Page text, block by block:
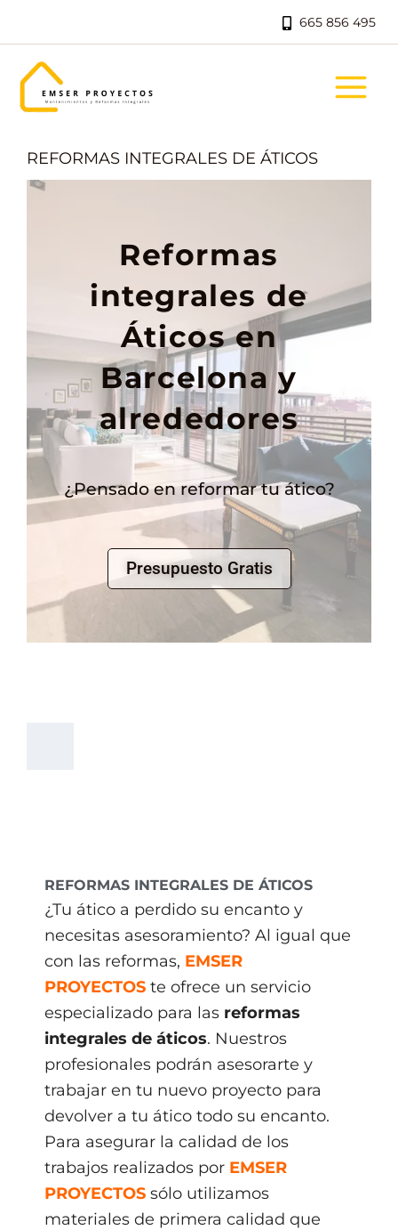
contenido
665 856 495
REFORMAS INTEGRALES DE ÁTICOS
Reformas
integrales de
Áticos en
Barcelona y
alrededores
¿Pensado en reformar tu ático?
Presupuesto Gratis
REFORMAS INTEGRALES DE ÁTICOS
¿Tu ático a perdido su encanto y
necesitas asesoramiento? Al igual que
con las reformas, EMSER
PROYECTOS te ofrece un servicio
especializado para las reformas
integrales de áticos. Nuestros
profesionales podrán asesorarte y
trabajar en tu nuevo proyecto para
devolver a tu ático todo su encanto.
Para asegurar la calidad de los
trabajos realizados por EMSER
PROYECTOS sólo utilizamos
materiales de primera calidad que